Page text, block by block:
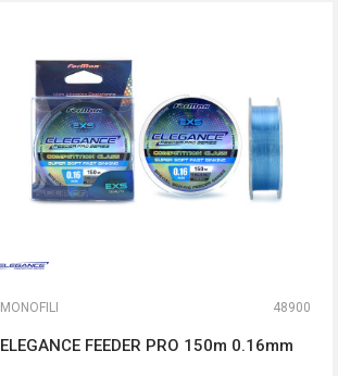
MONOFILI 48900
ELEGANCE FEEDER PRO 150m 0.16mm